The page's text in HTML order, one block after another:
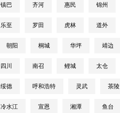
镇巴 齐河 惠民 锦州
乐至 罗田 虎林 道外
朝阳 桐城 华坪 靖边
四川 南召 鲤城 太仓
绥德 呼和浩特 灵武 茶陵
冷水江 宣恩 湘潭 鱼台